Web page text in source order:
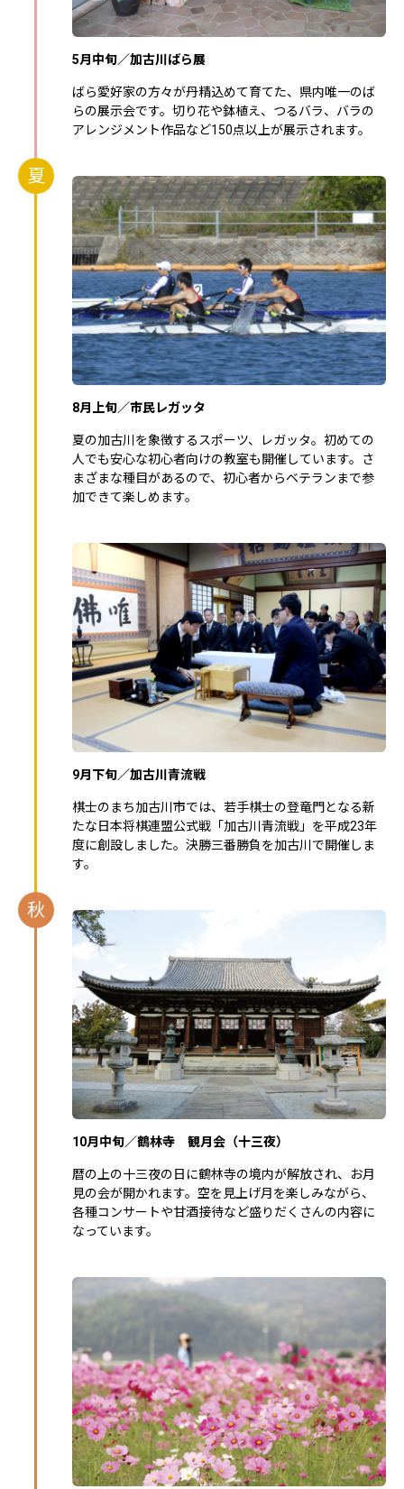
5月中旬／加古川ばら展
ばら愛好家の方々が丹精込めて育てた、県内唯一のば
らの展示会です。切り花や鉢植え、つるバラ、バラの
アレンジメント作品など150点以上が展示されます。
夏
8月上旬／市民レガッタ
夏の加古川を象徴するスポーツ、レガッタ。初めての
人でも安心な初心者向けの教室も開催しています。さ
まざまな種目があるので、初心者からベテランまで参
加できて楽しめます。
9月下旬／加古川青流戦
棋士のまち加古川市では、若手棋士の登竜門となる新
たな日本将棋連盟公式戦「加古川青流戦」を平成23年
度に創設しました。決勝三番勝負を加古川で開催しま
す。
秋
10月中旬／鶴林寺 観月会（十三夜）
暦の上の十三夜の日に鶴林寺の境内が解放され、お月
見の会が開かれます。空を見上げ月を楽しみながら、
各種コンサートや甘酒接待など盛りだくさんの内容に
なっています。